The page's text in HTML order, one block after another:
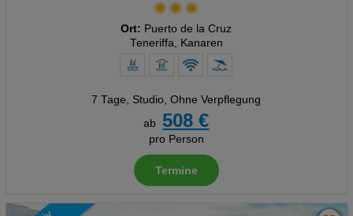
Ort: Puerto de la Cruz
Teneriffa, Kanaren
7 Tage, Studio, Ohne Verpflegung
ab
508 €
pro Person
Termine